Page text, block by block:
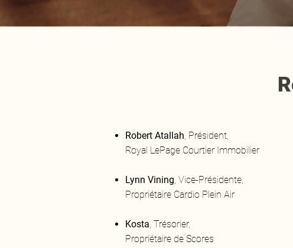
Robert Atallah, Président,
Royal LePage Courtier Immobilier
Lynn Vining, Vice-Présidente,
Propriétaire Cardio Plein Air
Kosta, Trésorier,
Propriétaire de Scores